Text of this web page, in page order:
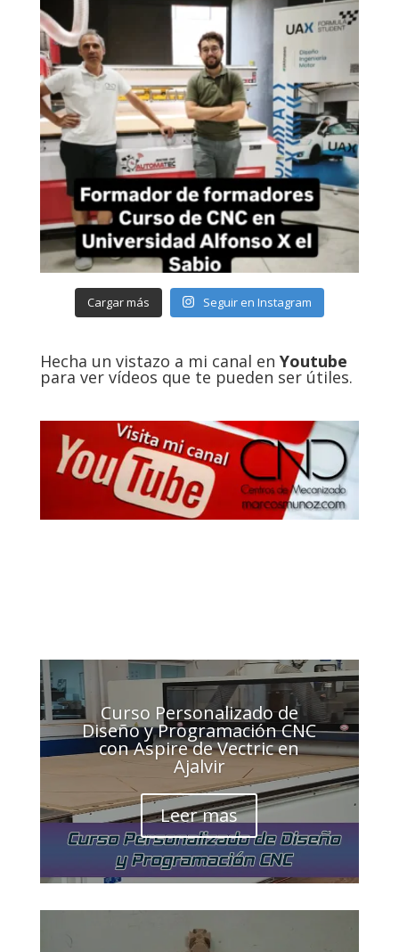
Cargar más Seguir en Instagram
Hecha un vistazo a mi canal en Youtube
para ver vídeos que te pueden ser útiles.
Curso Personalizado de
Diseño y Programación CNC
con Aspire de Vectric en
Ajalvir
Leer mas